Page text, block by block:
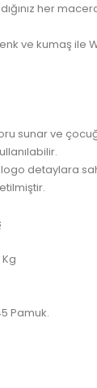
her
ve kumaş ile
sunar ve
logo detaylara
Pamuk.